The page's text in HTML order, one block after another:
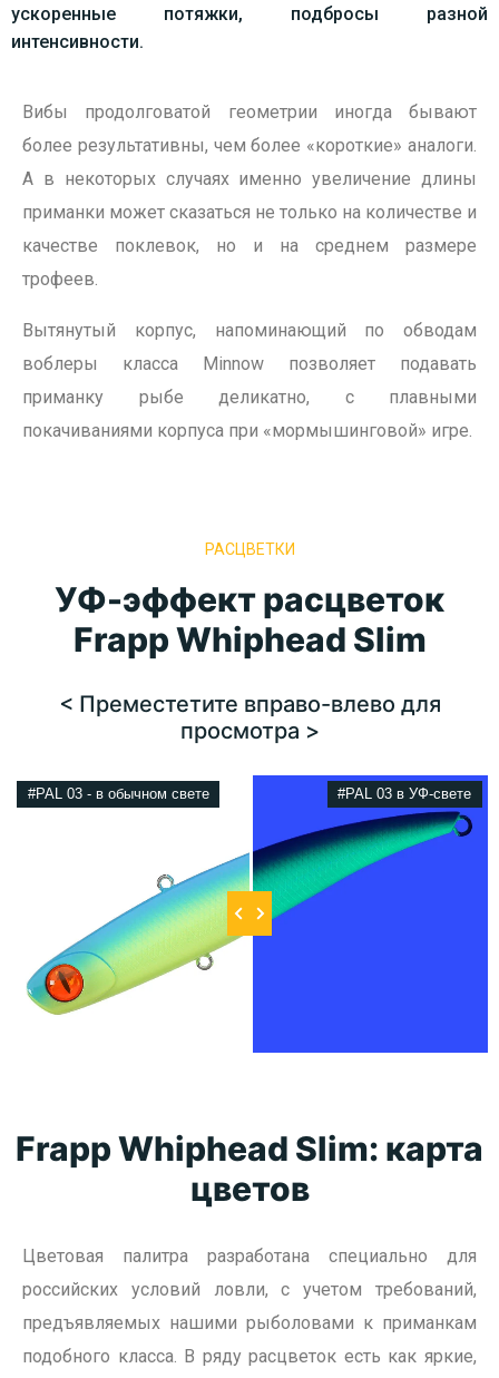
ускоренные потяжки, подбросы разной
интенсивности.
Вибы продолговатой геометрии иногда бывают
более результативны, чем более «короткие» аналоги.
А в некоторых случаях именно увеличение длины
приманки может сказаться не только на количестве и
качестве поклевок, но и на среднем размере
трофеев.
Вытянутый корпус, напоминающий по обводам
воблеры класса Minnow позволяет подавать
приманку рыбе деликатно, с плавными
покачиваниями корпуса при «мормышинговой» игре.
РАСЦВЕТКИ
УФ-эффект расцветок
Frapp Whiphead Slim
< Преместетите вправо-влево для
просмотра >
#PAL 03 - в обычном свете #PAL 03 в УФ-свете
Frapp Whiphead Slim: карта
цветов
Цветовая палитра разработана специально для
российских условий ловли, с учетом требований,
предъявляемых нашими рыболовами к приманкам
подобного класса. В ряду расцветок есть как яркие,